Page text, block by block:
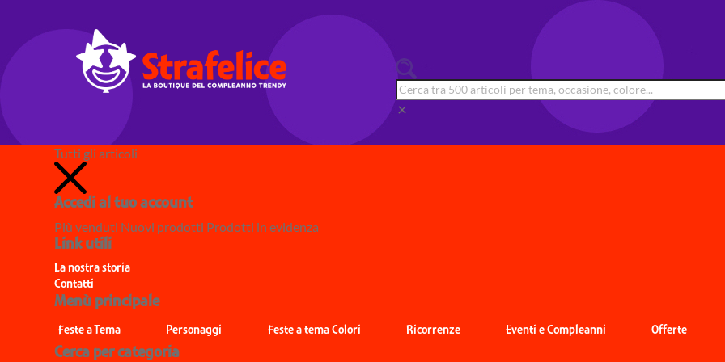
clear
Tutti gli articoli
Accedi al tuo account
Più venduti Nuovi prodotti Prodotti in evidenza
Link utili
La nostra storia
Contatti
Menù principale
Feste a Tema Personaggi Feste a tema Colori Ricorrenze Eventi e Compleanni Offerte
Cerca per categoria